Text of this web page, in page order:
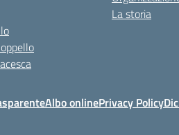
La storia
Albo onlinePrivacy Policy